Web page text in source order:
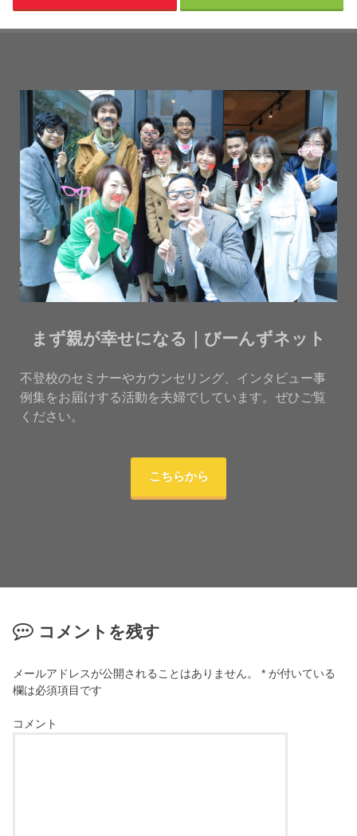
まず親が幸せになる｜びーんずネット
不登校のセミナーやカウンセリング、インタビュー事
例集をお届けする活動を夫婦でしています。ぜひご覧
ください。
こちらから
コメントを残す
メールアドレスが公開されることはありません。 * が付いている
欄は必須項目です
コメント